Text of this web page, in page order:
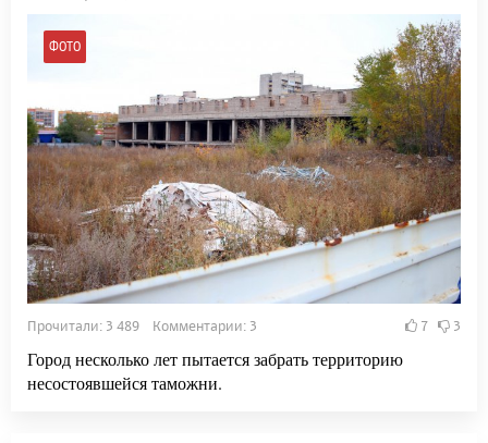
ФОТО
Прочитали: 3 489 Комментарии: 3 7 3
Город несколько лет пытается забрать территорию
несостоявшейся таможни.